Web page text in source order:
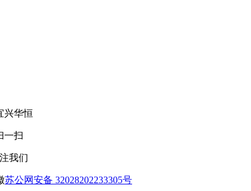
一扫
我们
苏公网安备 32028202233305号